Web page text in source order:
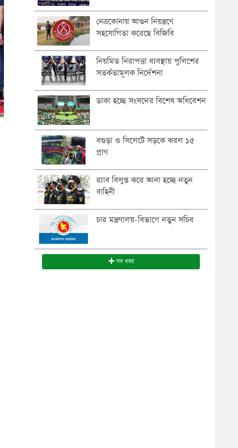
নেত্রকোনায় আগুন নিয়ন্ত্রণে
সহযোগিতা করেছে বিজিবি
নিয়মিত নিরাপত্তা ব্যবস্থায় পুলিশের
সতর্কতামূলক নির্দেশনা
ডাকা হচ্ছে সংসদের বিশেষ অধিবেশন
বগুড়া ও সিলেটে সড়কে ঝরল ১৫
প্রাণ
র‍্যাব বিলুপ্ত করে আনা হচ্ছে নতুন
বাহিনী
চার মন্ত্রণালয়-বিভাগে নতুন সচিব
সব খবর